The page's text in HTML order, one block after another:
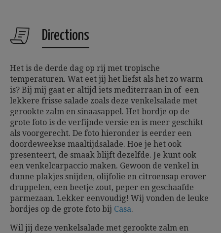
Directions
Het is de derde dag op rij met tropische
temperaturen. Wat eet jij het liefst als het zo warm
is? Bij mij gaat er altijd iets mediterraan in of een
lekkere frisse salade zoals deze venkelsalade met
gerookte zalm en sinaasappel. Het bordje op de
grote foto is de verfijnde versie en is meer geschikt
als voorgerecht. De foto hieronder is eerder een
doordeweekse maaltijdsalade. Hoe je het ook
presenteert, de smaak blijft dezelfde. Je kunt ook
een venkelcarpaccio maken. Gewoon de venkel in
dunne plakjes snijden, olijfolie en citroensap erover
druppelen, een beetje zout, peper en geschaafde
parmezaan. Lekker eenvoudig! Wij vonden de leuke
bordjes op de grote foto bij Casa.
Wil jij deze venkelsalade met gerookte zalm en